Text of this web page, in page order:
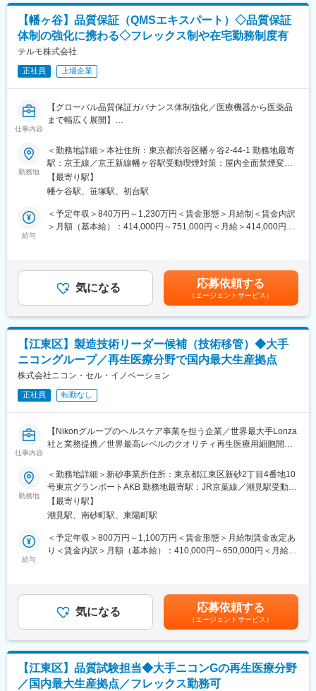
がん領域売上シェア22%）、非常に技術力の高い点も魅力です。
社員は皆患者さんの命を救う使命感をもち就業しています。
変更の範囲：会社の定める業務
経営への代理報告
・部門内で担当割された内部監査の品質改善活動
■募集背景：
テルモグループは、グローバルでビジネスを成長・発展中です。
グローバルでのガバナンス強化に向け、内部監査の体制強化を進
めています。現在の組織において、継続した人財育成が必要であ
りますが、社内ローテーションの機会に恵まれず内部リソースの
みでは、将来的な世代交代に間に合わないため、外部キャリア人
材の高い専門性と経験を活用して育成強化を図りたいと考えてい
バル監査体制の整備を進めていきます。監査人財の育成およびグ
ローバル体制の構築に興味があり活躍できる人財を求めていま
す。
世界各国に展開する事業会社の内部監査を通して、内部統制、リ
スクマネジメントに関する深い洞察や知見を活かし、事業基盤の
■働き方
・在宅頻度の実態：週1回～4 回
・フレックス頻度：各自活用中/柔軟に対応
・英語の使用タイミング・頻度：メールやり取り 月数回（現時
点） ※今後のグローバル体制強化で多くなる想定
・海外との打ち合わせ（早朝夜間対応）：現在はルーティンでは
なし。ただし、海外拠点(欧米)監査案件を対応する場合は早朝7時
や23時のミーティングもあり。
【幡ヶ谷】品質保証（QMSエキスパート）◇品質保証
体制の強化に携わる◇フレックス制や在宅勤務制度有
テルモ株式会社
正社員 上場企業
仕事内容
【グローバル品質保証ガバナンス体制強化／医療機器から医薬品
まで幅広く展開】
テルモの目指す「均質」製品品質の実現に向けて、グループ全体
における
CQOの中長期成長戦略の実行と品質保証ガバナンス強化の推進。
CQO方針に基づくこれらの実行策の立案・実行・監視等。
■業務内容：
・グループ製造所の外部（各国規制当局・認証機関等）による査
めの実地監査の実施
・国内外上市製品等の初期流動品質の確認、監査
・グループガイダンス（法的要求、ガイダンス、必須の客観的証
上げを目的とした品質改善プロジェクトの立案と推進主管
■仕事の魅力：
・規制当局（主にFDA）査察への立会い経験と製造所支援を通し
た規制要求知識、及び実践的な行政査察対応スキルの習得
・上記行政査察支援や、QMS監査・初期流動監査等を通した現
場・現物・現実の実践それらによる監査スキル、及び製品知識の
向上
・製造所SMEとの交流によるプロジェクト対象領域の専門知識向
上、及び
キルの向上
・欧米製造所品質リーダーや、CQOスタッフ海外メンバーなど欧
米人を始めとした英語によるグローバルレベルでの業務
・業務を通した異文化への理解深耕、グローバルコミュニケーシ
■長期就業しやすい環境
・最低週1回のノー残業デーの設定など、日々の就業時間の管理を
徹底。メリハリのある職場環境づくりを推進。
■当社について：
売上高1兆1,319億円／（2026年3月）、グローバル売上比率
77％、世界160の国と地域に展開するグローバル総合医療機器メ
ーカーへと成長しました。
勤務地
＜勤務地詳細＞本社住所：東京都渋谷区幡ヶ谷2-44-1 勤務地最寄
駅：京王線／京王新線幡ヶ谷駅受動喫煙対策：屋内全面禁煙変更
の範囲：会社の定める事業所
【最寄り駅】
幡ケ谷駅、笹塚駅、初台駅
給与
＜予定年収＞840万円～1,230万円＜賃金形態＞月給制＜賃金内訳
＞月額（基本給）：414,000円～751,000円＜月給＞414,000円～
までも目安の金額であり、選考を通じて上下する可能性がありま
す。月給(月額)は固定手当を含めた表記です。
気になる 応募依頼する
（エージェントサービス）
【江東区】製造技術リーダー候補（技術移管）◆大手
ニコングループ／再生医療分野で国内最大生産拠点
株式会社ニコン・セル・イノベーション
正社員 転勤なし
仕事内容
【Nikonグループのヘルスケア事業を担う企業／世界最大手Lonza
社と業務提携／世界最高レベルのクオリティ再生医療用細胞開
【はじめに】
ニコングループの成長ドライバーの一つである再生医療・遺伝子
治療分野における細胞受託生産（CDMO）事業において、顧客プ
ロセスの技術移管や新規プラットフォーム開発を、製造技術リー
ダーとして牽引していただきます。
■安定製造に向けたプロセス解析および工程管理方針の立案
■無菌プロセスシミュレーションの設計・評価
■再生医療分野における新技術・新手法の調査
【当社について】
2015年設立。(株)ニコンの子会社として、再生医療用細胞の受託
開発/製造サービスを提供しています。
勤務地
＜勤務地詳細＞新砂事業所住所：東京都江東区新砂2丁目4番地10
号東京グランポートAKB 勤務地最寄駅：JR京葉線／潮見駅受動喫
煙対策：屋内全面禁煙変更の範囲：会社の定める事業所
【最寄り駅】
潮見駅、南砂町駅、東陽町駅
給与
＜予定年収＞800万円～1,100万円＜賃金形態＞月給制賃金改定あ
り＜賃金内訳＞月額（基本給）：410,000円～650,000円＜月給＞
であり、選考を通じて上下する可能性があります。月給(月額)は固
定手当を含めた表記です。
気になる 応募依頼する
（エージェントサービス）
【江東区】品質試験担当◆大手ニコンGの再生医療分野
／国内最大生産拠点／フレックス勤務可